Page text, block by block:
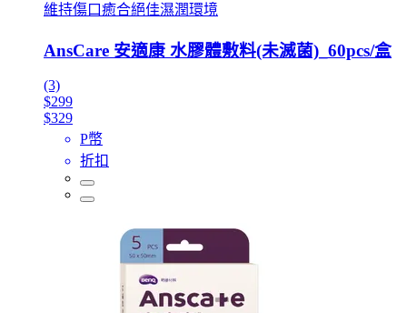
維持傷口癒合絕佳濕潤環境
AnsCare 安適康 水膠體敷料(未滅菌)_60pcs/盒
(3)
$299
$329
P幣
折扣